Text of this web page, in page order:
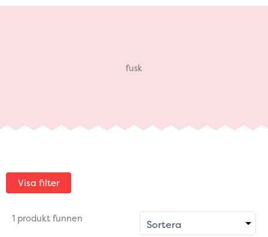
fusk
Visa filter
1 produkt funnen